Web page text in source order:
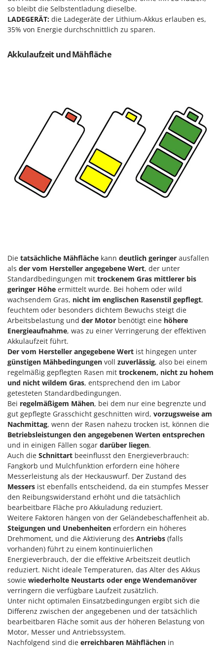
so bleibt die Selbstentladung dieselbe.
LADEGERÄT: die Ladegeräte der Lithium-Akkus erlauben es,
35% von Energie durchschnittlich zu sparen.
Akkulaufzeit und Mähfläche
Die tatsächliche Mähfläche kann deutlich geringer ausfallen
als der vom Hersteller angegebene Wert, der unter
Standardbedingungen mit trockenem Gras mittlerer bis
geringer Höhe ermittelt wurde. Bei hohem oder wild
wachsendem Gras, nicht im englischen Rasenstil gepflegt,
feuchtem oder besonders dichtem Bewuchs steigt die
Arbeitsbelastung und der Motor benötigt eine höhere
Energieaufnahme, was zu einer Verringerung der effektiven
Akkulaufzeit führt.
Der vom Hersteller angegebene Wert ist hingegen unter
günstigen Mähbedingungen voll zuverlässig, also bei einem
regelmäßig gepflegten Rasen mit trockenem, nicht zu hohem
und nicht wildem Gras, entsprechend den im Labor
getesteten Standardbedingungen.
Bei regelmäßigem Mähen, bei dem nur eine begrenzte und
gut gepflegte Grasschicht geschnitten wird, vorzugsweise am
Nachmittag, wenn der Rasen nahezu trocken ist, können die
Betriebsleistungen den angegebenen Werten entsprechen
und in einigen Fällen sogar darüber liegen.
Auch die Schnittart beeinflusst den Energieverbrauch:
Fangkorb und Mulchfunktion erfordern eine höhere
Messerleistung als der Heckauswurf. Der Zustand des
Messers ist ebenfalls entscheidend, da ein stumpfes Messer
den Reibungswiderstand erhöht und die tatsächlich
bearbeitbare Fläche pro Akkuladung reduziert.
Weitere Faktoren hängen von der Geländebeschaffenheit ab.
Steigungen und Unebenheiten erfordern ein höheres
Drehmoment, und die Aktivierung des Antriebs (falls
vorhanden) führt zu einem kontinuierlichen
Energieverbrauch, der die effektive Arbeitszeit deutlich
reduziert. Nicht ideale Temperaturen, das Alter des Akkus
sowie wiederholte Neustarts oder enge Wendemanöver
verringern die verfügbare Laufzeit zusätzlich.
Unter nicht optimalen Einsatzbedingungen ergibt sich die
Differenz zwischen der angegebenen und der tatsächlich
bearbeitbaren Fläche somit aus der höheren Belastung von
Motor, Messer und Antriebssystem.
Nachfolgend sind die erreichbaren Mähflächen in